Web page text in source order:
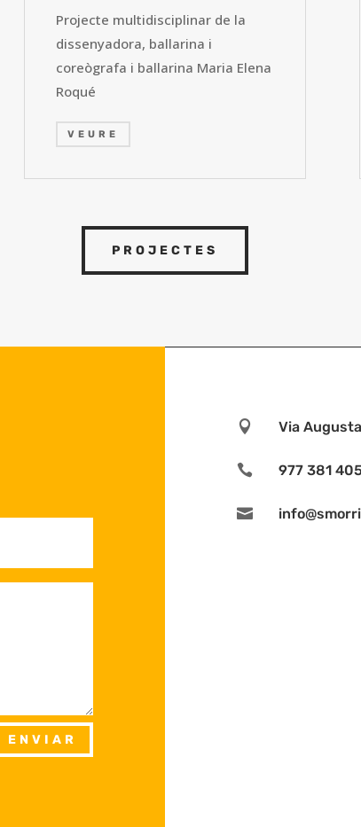
Projecte multidisciplinar de la
dissenyadora, ballarina i
coreògrafa i ballarina Maria Elena
Roqué
VEURE
PROJECTES
ENVIAR
 Via
 977 381
